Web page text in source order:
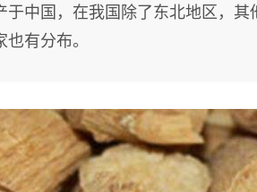
于中国，在我国除了东北地区，
有分布。